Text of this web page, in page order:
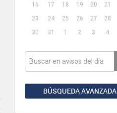
16
17 18 19 20 21
23
24 25 26 27 28
30
31 1 2 3 4
BÚSQUEDA AVANZADA